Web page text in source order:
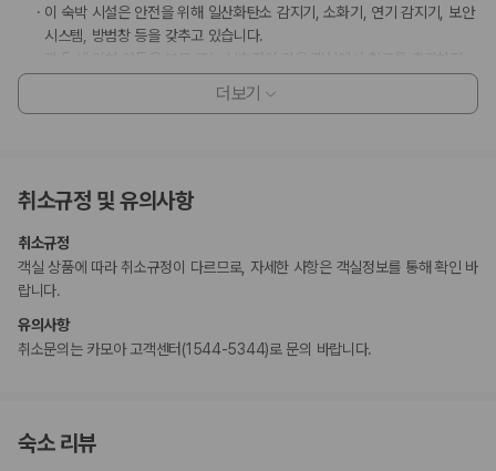
이 숙박 시설은 안전을 위해 일산화탄소 감지기, 소화기, 연기 감지기, 보안
시스템, 방범창 등을 갖추고 있습니다.
않고 이용할 경우 무료로 숙박할 수 있습니다(등록된 성인 1명당 1명).
일본 후생노동성은 모든 외국인 방문자가 여관, 호텔, 모텔 등의 모든 숙박
인근 건물에서 진행되는 공사로 인해 소음이 발생할 수 있습니다.
이 숙박 시설에서는 고객의 모든 성적 지향과 성 정체성을 존중합니다(성소
수자(LGBTQ+) 환영).
지불 요금
체크인 또는 체크아웃 시 숙박 시설에서 다음 요금을 청구할 수 있습니다(요금에
는 해당 세금이 포함될 수 있음).
로 숙박 시설에 문의해 주시기 바랍니다.
더보기
취소규정 및 유의사항
취소규정
객실 상품에 따라 취소규정이 다르므로, 자세한 사항은 객실정보를 통해 확인 바
랍니다.
유의사항
취소문의는 카모아 고객센터(1544-5344)로 문의 바랍니다.
숙소 리뷰